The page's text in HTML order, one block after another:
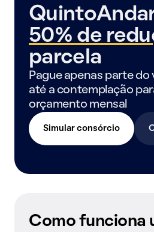
50% de
parcela
Pague apenas parte do
até a contemplação
orçamento mensal
Simular consórcio
Como funciona